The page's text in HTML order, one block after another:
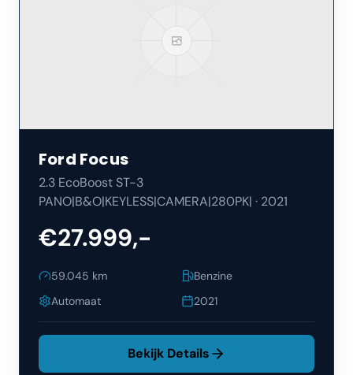
Ford Focus
2.3 EcoBoost ST-3
PANO|B&O|KEYLESS|CAMERA|280PK| · 2021
€27.999,-
59.045 km
Benzine
Automaat
2021
Bekijk Details